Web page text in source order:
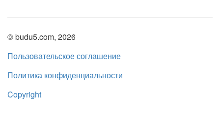
© budu5.com, 2026
Пользовательское соглашение
Политика конфиденциальности
Copyright